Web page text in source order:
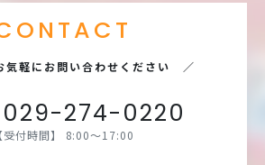
軽にお問い合わせください ／
029-274-0220
【受付時間】 8:00～17:00